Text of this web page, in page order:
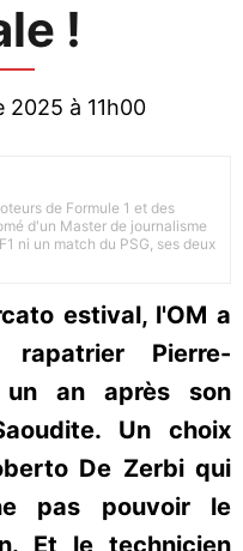
!
2025 à 11h00
de Formule 1 et des
d'un Master de journalisme
ni un match du PSG, ses deux
estival, l'OM a
Pierre-
un an après son
Un choix
De Zerbi qui
pas pouvoir le
Et le technicien